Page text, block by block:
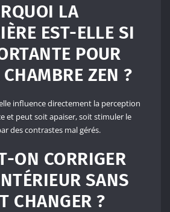
LA
EST-ELLE SI
POUR
ZEN ?
influence directement la perception
et peut soit apaiser, soit stimuler le
des contrastes mal gérés.
ON CORRIGER
SANS
CHANGER ?